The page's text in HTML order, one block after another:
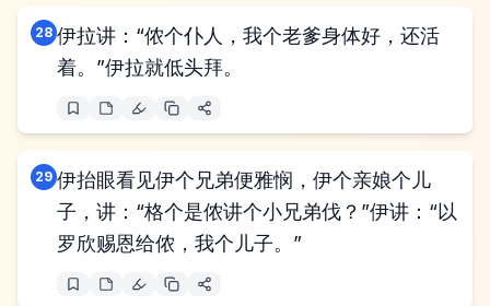
28 伊拉讲：“侬个仆人，我个老爹身体好，还活
着。”伊拉就低头拜。
29 伊抬眼看见伊个兄弟便雅悯，伊个亲娘个儿
子，讲：“格个是侬讲个小兄弟伐？”伊讲：“以
罗欣赐恩给侬，我个儿子。”